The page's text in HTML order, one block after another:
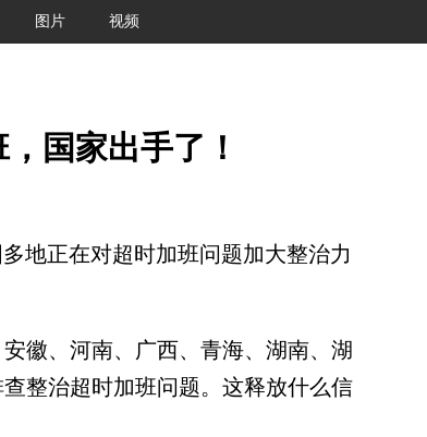
图片 视频
国家出手了！
正在对超时加班问题加大整治力
、河南、广西、青海、湖南、湖
整治超时加班问题。这释放什么信